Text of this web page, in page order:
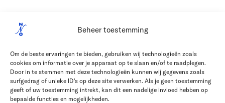
Beheer toestemming
Om de beste ervaringen te bieden, gebruiken wij technologieën zoals
cookies om informatie over je apparaat op te slaan en/of te raadplegen.
Door in te stemmen met deze technologieën kunnen wij gegevens zoals
surfgedrag of unieke ID's op deze site verwerken. Als je geen toestemming
geeft of uw toestemming intrekt, kan dit een nadelige invloed hebben op
bepaalde functies en mogelijkheden.